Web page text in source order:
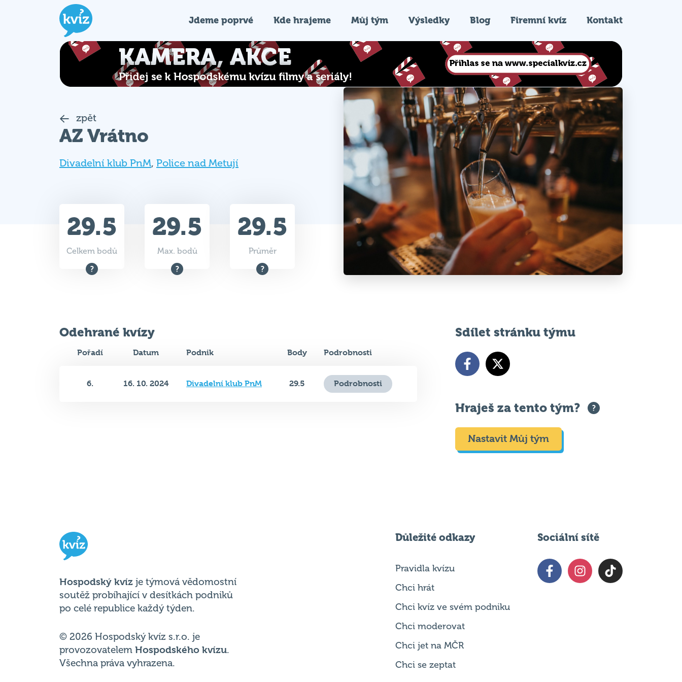
Jdeme poprvé Kde hrajeme Můj tým Výsledky Blog Firemní kvíz Kontakt
zpět
AZ Vrátno
Divadelní klub PnM, Police nad Metují
29.5
Celkem bodů
29.5
Max. bodů
29.5
Průměr
Odehrané kvízy
Pořadí Datum Podnik Body Podrobnosti
6. 16. 10. 2024 Divadelní klub PnM 29.5 Podrobnosti
Sdílet stránku týmu
Hraješ za tento tým?
Nastavit Můj tým
Hospodský kvíz je týmová vědomostní
soutěž probíhající v desítkách podniků
po celé republice každý týden.
© 2026 Hospodský kvíz s.r.o. je
provozovatelem Hospodského kvízu.
Všechna práva vyhrazena.
Důležité odkazy
Pravidla kvízu
Chci hrát
Chci kvíz ve svém podniku
Chci moderovat
Chci jet na MČR
Chci se zeptat
Sociální sítě